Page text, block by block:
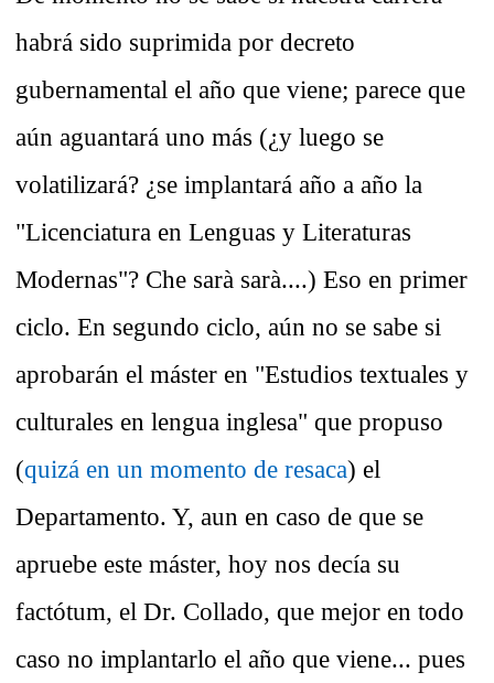
habrá sido suprimida por decreto
gubernamental el año que viene; parece que
aún aguantará uno más (¿y luego se
volatilizará? ¿se implantará año a año la
"Licenciatura en Lenguas y Literaturas
Modernas"? Che sarà sarà....) Eso en primer
ciclo. En segundo ciclo, aún no se sabe si
aprobarán el máster en "Estudios textuales y
culturales en lengua inglesa" que propuso
(quizá en un momento de resaca) el
Departamento. Y, aun en caso de que se
apruebe este máster, hoy nos decía su
factótum, el Dr. Collado, que mejor en todo
caso no implantarlo el año que viene... pues